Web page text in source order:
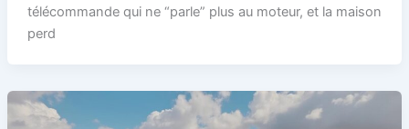
télécommande qui ne “parle” plus au moteur, et la maison
perd